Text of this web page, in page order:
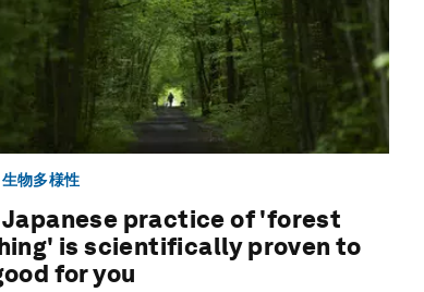
物多様性
Japanese practice of 'forest
is scientifically proven to
for you